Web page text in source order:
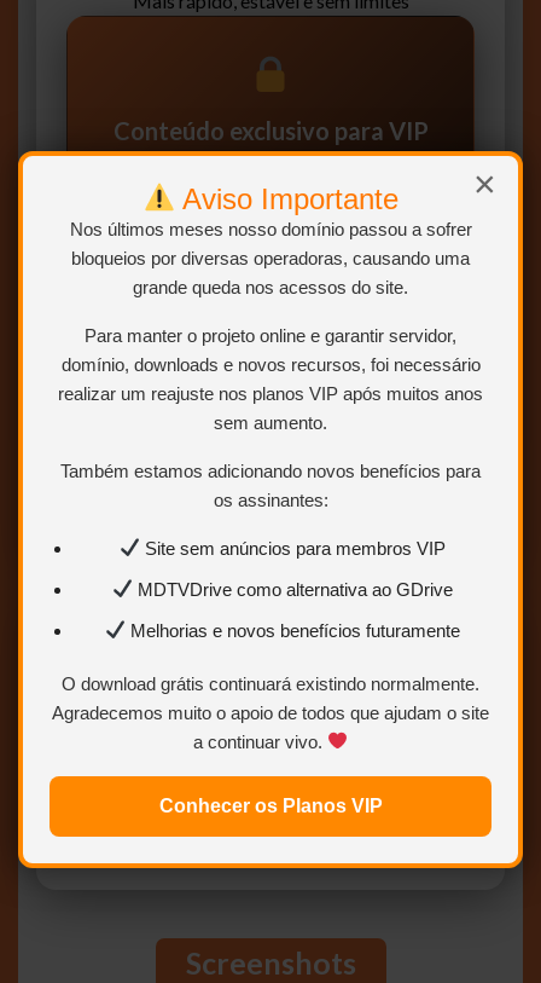
×
Aviso Importante
Nos últimos meses nosso domínio passou a sofrer
bloqueios por diversas operadoras, causando uma
grande queda nos acessos do site.
Para manter o projeto online e garantir servidor,
domínio, downloads e novos recursos, foi necessário
realizar um reajuste nos planos VIP após muitos anos
sem aumento.
Também estamos adicionando novos benefícios para
os assinantes:
Site sem anúncios para membros VIP
MDTVDrive como alternativa ao GDrive
Melhorias e novos benefícios futuramente
O download grátis continuará existindo normalmente.
Agradecemos muito o apoio de todos que ajudam o site
a continuar vivo.
Conhecer os Planos VIP
Conteúdo exclusivo para VIP
links de download.
Sem limites Mais velocidade
Links estáveis
Quero ser VIP agora
DOWNLOAD GRÁTIS
Acesso padrão com redirecionamento
BAIXAR AGORA
Screenshots